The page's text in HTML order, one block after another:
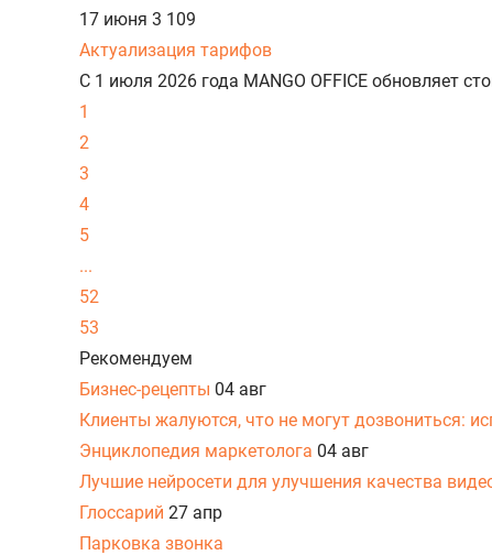
17 июня 3 109
Актуализация тарифов
С 1 июля 2026 года MANGO OFFICE обновляет
1
2
3
4
5
...
52
53
Рекомендуем
Бизнес-рецепты 04 авг
Клиенты жалуются, что не могут дозвониться:
Энциклопедия маркетолога 04 авг
Лучшие нейросети для улучшения качества
Глоссарий 27 апр
Парковка звонка